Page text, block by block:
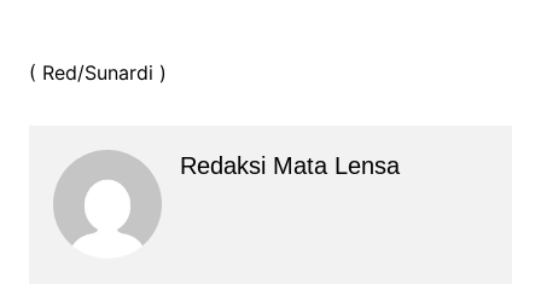
( Red/Sunardi )
Redaksi Mata Lensa